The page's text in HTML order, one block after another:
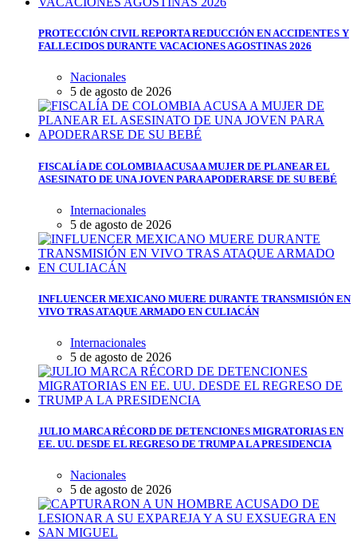
PROTECCIÓN CIVIL REPORTA REDUCCIÓN EN ACCIDENTES Y
FALLECIDOS DURANTE VACACIONES AGOSTINAS 2026
Nacionales
5 de agosto de 2026
FISCALÍA DE COLOMBIA ACUSA A MUJER DE PLANEAR EL
ASESINATO DE UNA JOVEN PARA APODERARSE DE SU BEBÉ
Internacionales
5 de agosto de 2026
INFLUENCER MEXICANO MUERE DURANTE TRANSMISIÓN EN
VIVO TRAS ATAQUE ARMADO EN CULIACÁN
Internacionales
5 de agosto de 2026
JULIO MARCA RÉCORD DE DETENCIONES MIGRATORIAS EN
EE. UU. DESDE EL REGRESO DE TRUMP A LA PRESIDENCIA
Nacionales
5 de agosto de 2026